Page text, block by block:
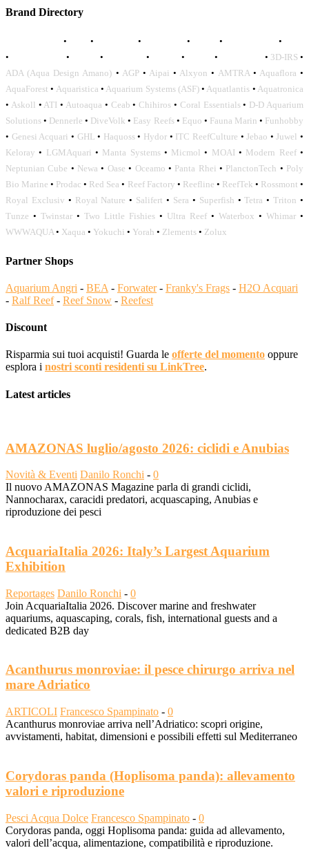
Brand Directory
• • • • • •
•
• • • • • • 3D-IRS •
ADA (Aqua Design Amano) • AGP• Aipai • Alxyon • AMTRA• Aquaflora •
AquaForest • Aquaristica • Aquarium Systems (ASF)• Aquatlantis • Aquatronica
• Askoll • ATI • Autoaqua • Ceab • Chihiros • Coral Essentials• D-D Aquarium
Solutions • Dennerle • DiveVolk • Easy Reefs• Equo • Fauna Marin • Funhobby
• Genesi Acquari • GHL • Haquoss• Hydor • ITC ReefCulture •Jebao •Juwel •
Keloray • LGMAquari • Manta Systems• Micmol • MOAI • Modern Reef•
Neptunian Cube • Newa • Oase • Oceamo • Panta Rhei • PlanctonTech • Poly
Bio Marine • Prodac • Red Sea • Reef Factory • Reefline • ReefTek • Rossmont •
Royal Exclusiv • Royal Nature • Salifert • Sera • Superfish •Tetra •Triton •
Tunze • Twinstar • Two Little Fishies • Ultra Reef • Waterbox • Whimar •
WWWAQUA• Xaqua • Yokuchi • Yorah • Zlements • Zolux
Partner Shops
Aquarium Angri - BEA - Forwater- Franky's Frags - H2O Acquari
- Ralf Reef- Reef Snow - Reefest
Discount
Risparmia sui tuoi acquisti! Guarda le offerte del momento oppure
esplora i nostri sconti residenti su LinkTree.
Latest articles
AMAZONAS luglio/agosto 2026: ciclidi e Anubias
Novità & Eventi Danilo Ronchi - 0
Il nuovo AMAZONAS Magazine parla di grandi ciclidi,
Nannocharax, caracidi predatori, acquascaping, Anubias e
riproduzione dei pesci
AcquariaItalia 2026: Italy’s Largest Aquarium
Exhibition
Reportages Danilo Ronchi - 0
Join AcquariaItalia 2026. Discover marine and freshwater
aquariums, aquascaping, corals, fish, international guests and a
dedicated B2B day
Acanthurus monroviae: il pesce chirurgo arriva nel
mare Adriatico
ARTICOLI Francesco Spampinato - 0
Acanthurus monroviae arriva nell’Adriatico: scopri origine,
avvistamenti, habitat, dimensioni e possibili effetti sul Mediterraneo
Corydoras panda (Hoplisoma panda): allevamento
valori e riproduzione
Pesci Acqua Dolce Francesco Spampinato - 0
Corydoras panda, oggi Hoplisoma panda: guida ad allevamento,
valori dell’acqua, alimentazione, compatibilità e riproduzione.